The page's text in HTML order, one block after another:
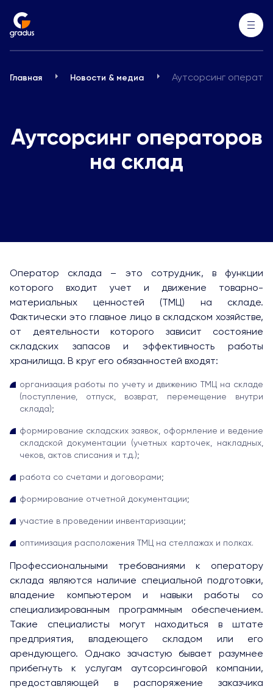
Главная Новости & медиа Аутсорсинг
Аутсорсинг операторов
на склад
Оператор склада – это сотрудник, в функции
которого входит учет и движение товарно-
материальных ценностей (ТМЦ) на складе.
Фактически это главное лицо в складском хозяйстве,
от деятельности которого зависит состояние
складских запасов и эффективность работы
хранилища. В круг его обязанностей входят:
организация работы по учету и движению ТМЦ на складе
(поступление, отпуск, возврат, перемещение внутри
склада);
формирование складских заявок, оформление и ведение
складской документации (учетных карточек, накладных,
чеков, актов списания и т.д.);
работа со счетами и договорами;
формирование отчетной документации;
участие в проведении инвентаризации;
оптимизация расположения ТМЦ на стеллажах и полках.
Профессиональными требованиями к оператору
склада являются наличие специальной подготовки,
владение компьютером и навыки работы со
специализированным программным обеспечением.
Такие специалисты могут находиться в штате
предприятия, владеющего складом или его
арендующего. Однако зачастую бывает разумнее
прибегнуть к услугам аутсорсинговой компании,
предоставляющей в распоряжение заказчика